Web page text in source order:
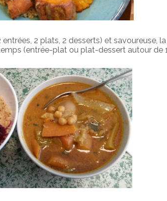
2 plats, 2 desserts) et savoureuse, la
(entrée-plat ou plat-dessert autour de